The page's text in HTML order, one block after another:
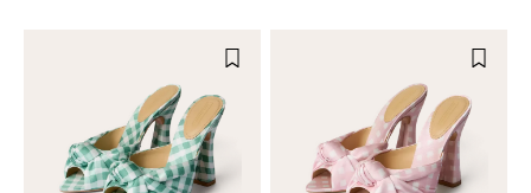
Repeat password
Date of birth